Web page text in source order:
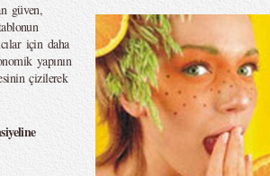
güven,
için daha
yapının
çizilerek